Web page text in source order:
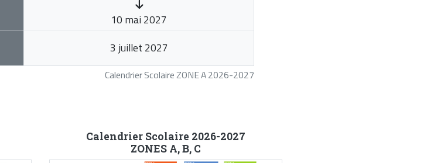
Calendrier Scolaire ZONE A 2026-2027
10 mai 2027
3 juillet 2027
Calendrier Scolaire 2026-2027
ZONES A, B, C